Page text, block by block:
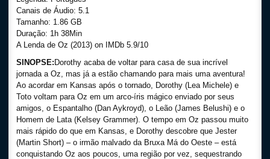
Canais de Áudio: 5.1
Tamanho: 1.86 GB
Duração: 1h 38Min
A Lenda de Oz (2013) on IMDb 5.9/10
SINOPSE: Dorothy acaba de voltar para casa de sua incrível
jornada a Oz, mas já a estão chamando para mais uma aventura!
Ao acordar em Kansas após o tornado, Dorothy (Lea Michele) e
Toto voltam para Oz em um arco-íris mágico enviado por seus
amigos, o Espantalho (Dan Aykroyd), o Leão (James Belushi) e o
Homem de Lata (Kelsey Grammer). O tempo em Oz passou muito
mais rápido do que em Kansas, e Dorothy descobre que Jester
(Martin Short) – o irmão malvado da Bruxa Má do Oeste – está
conquistando Oz aos poucos, uma região por vez, sequestrando